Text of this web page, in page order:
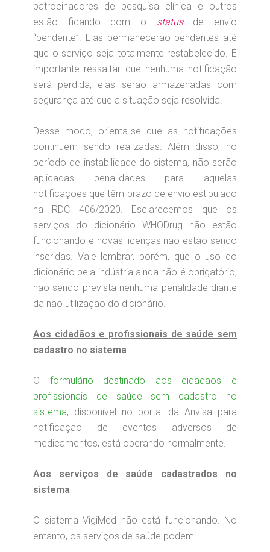
patrocinadores de pesquisa clínica e outros
estão ficando com o statusde envio
“pendente”. Elas permanecerão pendentes até
que o serviço seja totalmente restabelecido. É
importante ressaltar que nenhuma notificação
será perdida; elas serão armazenadas com
segurança até que a situação seja resolvida.
Desse modo, orienta-se que as notificações
continuem sendo realizadas. Além disso, no
período de instabilidade do sistema, não serão
aplicadas penalidades para aquelas
notificações que têm prazo de envio estipulado
na RDC 406/2020. Esclarecemos que os
serviços do dicionário WHODrug não estão
funcionando e novas licenças não estão sendo
inseridas. Vale lembrar, porém, que o uso do
dicionário pela indústria ainda não é obrigatório,
não sendo prevista nenhuma penalidade diante
da não utilização do dicionário.
Aos cidadãos e profissionais de saúde sem
cadastro no sistema:
O formulário destinado aos cidadãos e
profissionais de saúde sem cadastro no
sistema, disponível no portal da Anvisa para
notificação de eventos adversos de
medicamentos, está operando normalmente.
Aos serviços de saúde cadastrados no
sistema
O sistema VigiMed não está funcionando. No
entanto, os serviços de saúde podem: